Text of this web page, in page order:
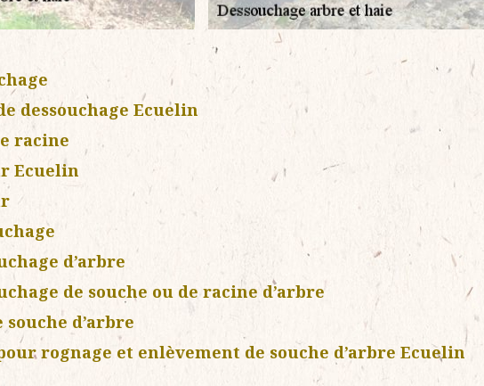
dessouchage Ecuelin
racine
Ecuelin
d’arbre
de souche ou de racine d’arbre
d’arbre
rognage et enlèvement de souche d’arbre Ecuelin